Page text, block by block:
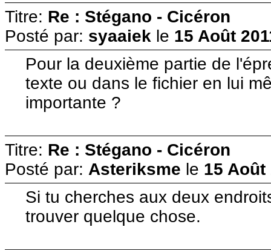
Titre: Re : Stégano - Cicéron
Posté par: syaaiek le 15 Août
Pour la deuxième partie de
texte ou dans le fichier en lui
importante ?
Titre: Re : Stégano - Cicéron
Posté par: Asteriksme le 15 Août
Si tu cherches aux deux
trouver quelque chose.